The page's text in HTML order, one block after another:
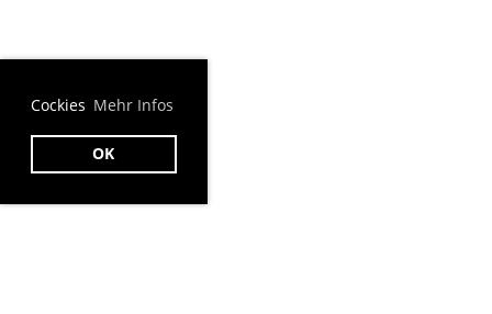
Cockies Mehr Infos
OK